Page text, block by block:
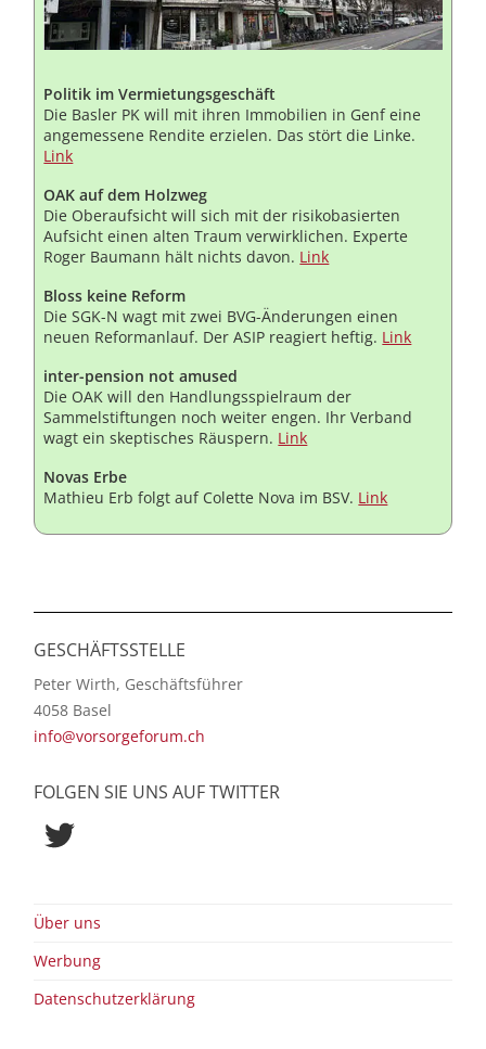
Politik im Vermietungsgeschäft
Die Basler PK will mit ihren Immobilien in Genf eine
angemessene Rendite erzielen. Das stört die Linke.
Link
OAK auf dem Holzweg
Die Oberaufsicht will sich mit der risikobasierten
Aufsicht einen alten Traum verwirklichen. Experte
Roger Baumann hält nichts davon. Link
Bloss keine Reform
Die SGK-N wagt mit zwei BVG-Änderungen einen
neuen Reformanlauf. Der ASIP reagiert heftig. Link
inter-pension not amused
Die OAK will den Handlungsspielraum der
Sammelstiftungen noch weiter engen. Ihr Verband
wagt ein skeptisches Räuspern. Link
Novas Erbe
Mathieu Erb folgt auf Colette Nova im BSV. Link
GESCHÄFTSSTELLE
Peter Wirth, Geschäftsführer
4058 Basel
info@vorsorgeforum.ch
FOLGEN SIE UNS AUF TWITTER
Über uns
Werbung
Datenschutzerklärung